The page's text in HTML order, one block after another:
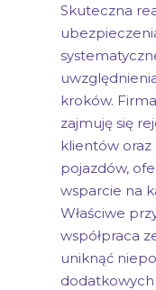
Skuteczna
kroków.
zajmuję się
klientów
pojazdów,
wsparcie na
Właściwe
współpraca
uniknąć
dodatkowych